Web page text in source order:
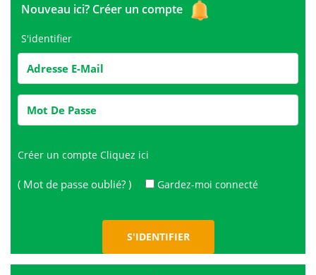
Nouveau ici? Créer un compte
S'identifier
Créer un compte Cliquez ici
( Mot de passe oublié? ) Gardez-moi connecté